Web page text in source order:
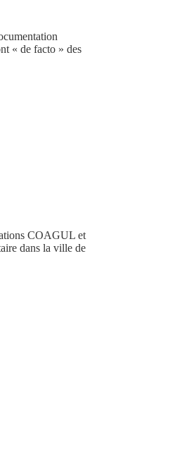
« de facto » des
COAGUL et
dans la ville de